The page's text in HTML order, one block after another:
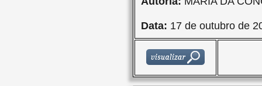
Data: 17 de outubro de